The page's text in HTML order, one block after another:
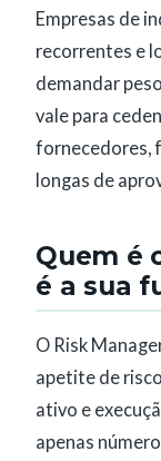
Empresas de
recorrentes e
demandar
vale para
fornecedores,
longas de
Quem é
é a sua
O Risk
apetite de
ativo e
apenas